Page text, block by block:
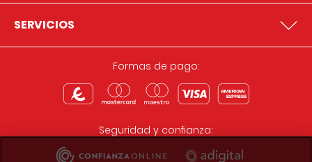
SERVICIOS
Formas de pago:
Seguridad y confianza: